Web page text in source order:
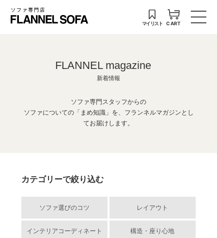
ソファ専門店
マイリスト CART
FLANNEL magazine
新着情報
ソファ専門スタッフからの
ソファについての「まめ知識」を、フランネルマガジンとし
てお届けします。
カテゴリーで絞り込む
ソファ選びのコツ レイアウト
インテリアコーディネート 構造・座り心地